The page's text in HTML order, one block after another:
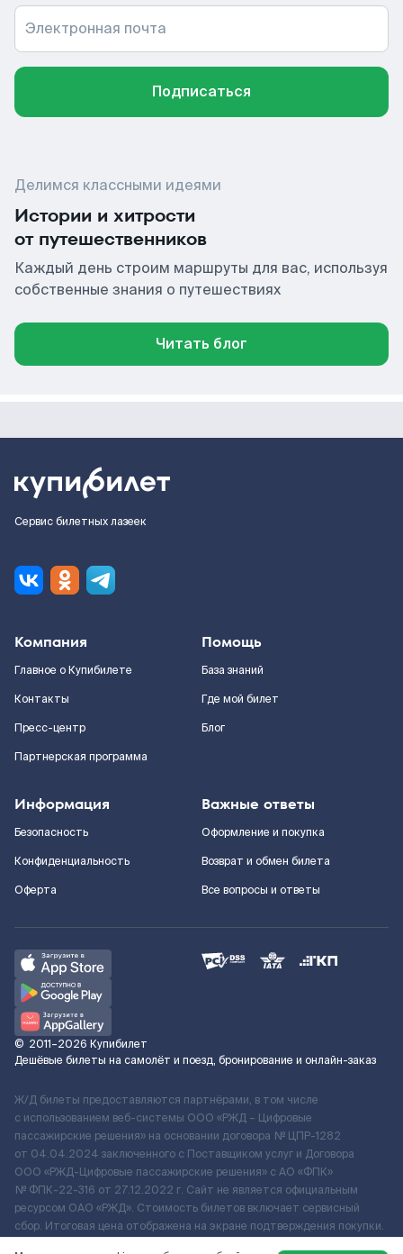
Электронная почта
Подписаться
Делимся классными идеями
Истории и хитрости
от путешественников
Каждый день строим маршруты для вас, используя
собственные знания о путешествиях
Читать блог
Сервис билетных лазеек
Компания
Главное о Купибилете
Контакты
Пресс-центр
Партнерская программа
Помощь
База знаний
Где мой билет
Блог
Информация
Безопасность
Конфиденциальность
Оферта
Важные ответы
Оформление и покупка
Возврат и обмен билета
Все вопросы и ответы
© 2011–2026 Купибилет
Дешёвые билеты на самолёт и поезд, бронирование и онлайн-заказ
Ж/Д билеты предоставляются партнёрами, в том числе
с использованием веб-системы ООО «РЖД – Цифровые
пассажирские решения» на основании договора № ЦПР-1282
от 04.04.2024 заключенного с Поставщиком услуг и Договора
ООО «РЖД-Цифровые пассажирские решения» c АО «ФПК»
№ ФПК-22-316 от 27.12.2022 г. Сайт не является официальным
ресурсом ОАО «РЖД». Стоимость билетов включает сервисный
сбор. Итоговая цена отображена на экране подтверждения покупки.